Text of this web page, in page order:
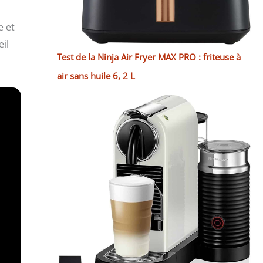
et
Test de la Ninja Air Fryer MAX PRO : friteuse à
air sans huile 6, 2 L